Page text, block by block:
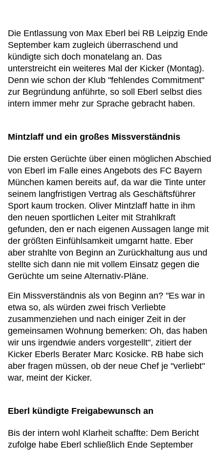
Die Entlassung von Max Eberl bei RB Leipzig Ende
September kam zugleich überraschend und
kündigte sich doch monatelang an. Das
unterstreicht ein weiteres Mal der Kicker (Montag).
Denn wie schon der Klub "fehlendes Commitment"
zur Begründung anführte, so soll Eberl selbst dies
intern immer mehr zur Sprache gebracht haben.
Mintzlaff und ein großes Missverständnis
Die ersten Gerüchte über einen möglichen Abschied
von Eberl im Falle eines Angebots des FC Bayern
München kamen bereits auf, da war die Tinte unter
seinem langfristigen Vertrag als Geschäftsführer
Sport kaum trocken. Oliver Mintzlaff hatte in ihm
den neuen sportlichen Leiter mit Strahlkraft
gefunden, den er nach eigenen Aussagen lange mit
der größten Einfühlsamkeit umgarnt hatte. Eber
aber strahlte von Beginn an Zurückhaltung aus und
stellte sich dann nie mit vollem Einsatz gegen die
Gerüchte um seine Alternativ-Pläne.
Ein Missverständnis als von Beginn an? "Es war in
etwa so, als würden zwei frisch Verliebte
zusammenziehen und nach einiger Zeit in der
gemeinsamen Wohnung bemerken: Oh, das haben
wir uns irgendwie anders vorgestellt", zitiert der
Kicker Eberls Berater Marc Kosicke. RB habe sich
aber fragen müssen, ob der neue Chef je "verliebt"
war, meint der Kicker.
Eberl kündigte Freigabewunsch an
Bis der intern wohl Klarheit schaffte: Dem Bericht
zufolge habe Eberl schließlich Ende September